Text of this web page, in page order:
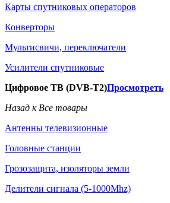
Карты спутниковых операторов
Конверторы
Мультисвичи, переключатели
Усилители спутниковые
Цифровое ТВ (DVB-T2)Просмотреть
Назад к Все товары
Антенны телевизионные
Головные станции
Грозозащита, изоляторы земли
Делители сигнала (5-1000Mhz)